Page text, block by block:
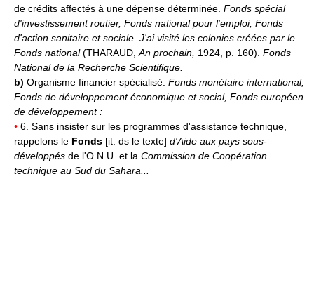
de crédits affectés à une dépense déterminée. Fonds spécial
d'investissement routier, Fonds national pour l'emploi, Fonds
d'action sanitaire et sociale. J'ai visité les colonies créées par le
Fonds national(THARAUD, An prochain, 1924, p. 160). Fonds
National de la Recherche Scientifique.
b) Organisme financier spécialisé. Fonds monétaire international,
Fonds de développement économique et social, Fonds européen
de développement :
• 6. Sans insister sur les programmes d'assistance technique,
rappelons le Fonds [it. ds le texte] d'Aide aux pays sous-
développés de l'O.N.U. et la Commission de Coopération
technique au Sud du Sahara...